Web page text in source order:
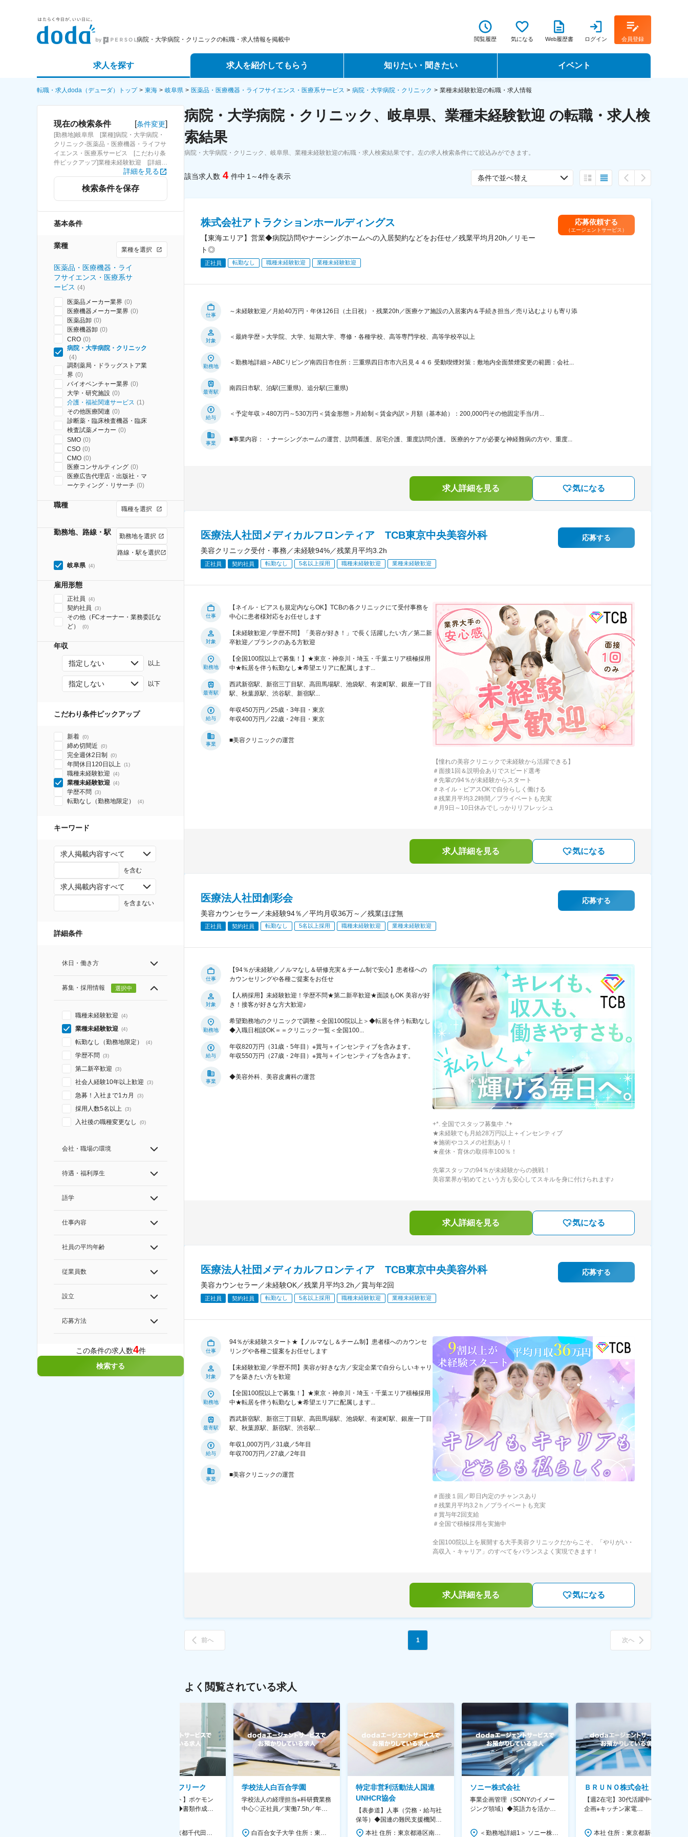
病院・大学病院・クリニックの転職・求人情報を掲載中 閲覧履歴 気になる Web履歴書 ログイン 会員登録
求人を探す
詳細条件から探す
求人特集から探す
求人を紹介してもらう
エージェントサービス
スカウトサービス
パートナーエージェントサービス
知りたい・聞きたい
転職ノウハウ
データで見る転職
イベント
転職イベント・転職セミナー
転職フェア
転職・求人doda（デューダ）トップ 東海 岐阜県 医薬品・医療機器・ライフサイエンス・医療系サービス 病院・大学病院・クリニック 業種未経験歓迎の転職・求人情報
現在の検索条件 [条件変更]
[勤務地]岐阜県 [業種]病院・大学病院・
クリニック-医薬品・医療機器・ライフサ
イエンス・医療系サービス [こだわり条
件ピックアップ]業種未経験歓迎 [詳細条
件](募集・採用情報)業種未経験歓迎
詳細を見る
検索条件を保存
基本条件
業種 業種を選択
医薬品・医療機器・ライ
フサイエンス・医療系サ
ービス (4)
医薬品メーカー業界 (0)
医療機器メーカー業界 (0)
医薬品卸 (0)
医療機器卸 (0)
CRO (0)
病院・大学病院・クリニック
(4)
調剤薬局・ドラッグストア業
界 (0)
バイオベンチャー業界 (0)
大学・研究施設 (0)
介護・福祉関連サービス (1)
その他医療関連 (0)
診断薬・臨床検査機器・臨床
検査試薬メーカー (0)
SMO (0)
CSO (0)
CMO (0)
医療コンサルティング (0)
医療広告代理店・出版社・マ
ーケティング・リサーチ (0)
職種 職種を選択
勤務地、路線・駅 勤務地を選択
路線・駅を選択
岐阜県 (4)
雇用形態
正社員 (4)
契約社員 (3)
その他（FCオーナー・業務委託な
ど）
(0)
年収
指定しない 以上
指定しない 以下
こだわり条件ピックアップ
新着 (0)
締め切間近 (0)
完全週休2日制 (0)
年間休日120日以上 (1)
職種未経験歓迎 (4)
業種未経験歓迎 (4)
学歴不問 (3)
転勤なし（勤務地限定） (4)
キーワード
求人掲載内容すべて
を含む
求人掲載内容すべて
を含まない
詳細条件
休日・働き方
募集・採用情報 選択中
職種未経験歓迎 (4)
業種未経験歓迎 (4)
転勤なし（勤務地限定） (4)
学歴不問 (3)
第二新卒歓迎 (3)
社会人経験10年以上歓迎 (3)
急募！入社まで1カ月 (3)
採用人数5名以上 (3)
入社後の職種変更なし (0)
会社・職場の環境
待遇・福利厚生
語学
仕事内容
社員の平均年齢
従業員数
設立
応募方法
この条件の求人数4件
検索する
病院・大学病院・クリニック、岐阜県、業種未経験歓迎 の転職・求人検
索結果
病院・大学病院・クリニック、岐阜県、業種未経験歓迎の転職・求人検索結果です。左の求人検索条件にて絞込みができます。
該当求人数 4 件中 1～4件を表示 条件で並べ替え
株式会社アトラクションホールディングス
【東海エリア】営業◆病院訪問やナーシングホームへの入居契約などをお任せ／残業平均月20h／リモー
ト◎
正社員 転勤なし 職種未経験歓迎 業種未経験歓迎
応募依頼する
（エージェントサービス）
仕事
～未経験歓迎／月給40万円・年休126日（土日祝）・残業20h／医療ケア施設の入居案内＆手続き担当／売り込むよりも寄り添
対象
＜最終学歴＞大学院、大学、短期大学、専修・各種学校、高等専門学校、高等学校卒以上
勤務地
＜勤務地詳細＞ABCリビング南四日市住所：三重県四日市市六呂見４４６ 受動喫煙対策：敷地内全面禁煙変更の範囲：会社...
最寄駅
南四日市駅、泊駅(三重県)、追分駅(三重県)
給与
＜予定年収＞480万円～530万円＜賃金形態＞月給制＜賃金内訳＞月額（基本給）：200,000円その他固定手当/月...
事業
■事業内容： ・ナーシングホームの運営、訪問看護、居宅介護、重度訪問介護。 医療的ケアが必要な神経難病の方や、重度...
求人詳細を見る 気になる
医療法人社団メディカルフロンティア TCB東京中央美容外科
美容クリニック受付・事務／未経験94%／残業月平均3.2h
正社員 契約社員 転勤なし 5名以上採用 職種未経験歓迎 業種未経験歓迎
応募する
仕事
【ネイル・ピアスも規定内ならOK】TCBの各クリニックにて受付事務を
中心に患者様対応をお任せします
対象
【未経験歓迎／学歴不問】「美容が好き！」で長く活躍したい方／第二新
卒歓迎／ブランクのある方歓迎
勤務地
【全国100院以上で募集！】★東京・神奈川・埼玉・千葉エリア積極採用
中★転居を伴う転勤なし★希望エリアに配属します...
最寄駅
西武新宿駅、新宿三丁目駅、高田馬場駅、池袋駅、有楽町駅、銀座一丁目
駅、秋葉原駅、渋谷駅、新宿駅...
給与
年収450万円／25歳・3年目・東京
年収400万円／22歳・2年目・東京
事業
■美容クリニックの運営
【憧れの美容クリニックで未経験から活躍できる】
＃面接1回＆説明会ありでスピード選考
＃先輩の94％が未経験からスタート
＃ネイル・ピアスOKで自分らしく働ける
＃残業月平均3.2時間／プライベートも充実
＃月9日～10日休みでしっかりリフレッシュ
求人詳細を見る 気になる
医療法人社団創彩会
美容カウンセラー／未経験94％／平均月収36万～／残業ほぼ無
正社員 契約社員 転勤なし 5名以上採用 職種未経験歓迎 業種未経験歓迎
応募する
仕事
【94％が未経験／ノルマなし＆研修充実＆チーム制で安心】患者様への
カウンセリングや各種ご提案をお任せ
対象
【人柄採用】未経験歓迎！学歴不問★第二新卒歓迎★面談もOK 美容が好
き！接客が好きな方大歓迎♪
勤務地
希望勤務地のクリニックで調整＜全国100院以上＞◆転居を伴う転勤なし
◆入職日相談OK＝＝クリニック一覧＜全国100...
給与
年収820万円（31歳・5年目）※賞与＋インセンティブを含みます。
年収550万円（27歳・2年目）※賞与＋インセンティブを含みます。
事業
◆美容外科、美容皮膚科の運営
+*. 全国でスタッフ募集中 .*+
★未経験でも月給28万円以上＋インセンティブ
★施術やコスメの社割あり！
★産休・育休の取得率100％！
先輩スタッフの94％が未経験からの挑戦！
美容業界が初めてという方も安心してスキルを身に付けられます♪
求人詳細を見る 気になる
医療法人社団メディカルフロンティア TCB東京中央美容外科
美容カウンセラー／未経験OK／残業月平均3.2h／賞与年2回
正社員 契約社員 転勤なし 5名以上採用 職種未経験歓迎 業種未経験歓迎
応募する
仕事
94％が未経験スタート★【ノルマなし＆チーム制】患者様へのカウンセ
リングや各種ご提案をお任せします
対象
【未経験歓迎／学歴不問】美容が好きな方／安定企業で自分らしいキャリ
アを築きたい方を歓迎
勤務地
【全国100院以上で募集！】★東京・神奈川・埼玉・千葉エリア積極採用
中★転居を伴う転勤なし★希望エリアに配属します...
最寄駅
西武新宿駅、新宿三丁目駅、高田馬場駅、池袋駅、有楽町駅、銀座一丁目
駅、秋葉原駅、新宿駅、渋谷駅...
給与
年収1,000万円／31歳／5年目
年収700万円／27歳／2年目
事業
■美容クリニックの運営
＃面接１回／即日内定のチャンスあり
＃残業月平均3.2ｈ／プライベートも充実
＃賞与年2回支給
＃全国で積極採用を実施中
全国100院以上を展開する大手美容クリニックだからこそ、「やりがい・
高収入・キャリア」のすべてをバランスよく実現できます！
求人詳細を見る 気になる
前へ 1 次へ
よく閲覧されている求人
株式会社ゲームフリーク
【庶務アシスタント】ポケモン
シリーズ開発企業◆書類作成・
本社 住所：東京都千代田区神田錦町2-2-1 KANDASQUARE 受動喫煙対策：屋内全面禁煙 変更の範囲：会社の定める事業所
学校法人白百合学園
学校法人の経理担当※科研費業務
中心◇正社員／実働7.5h／年休
大学
白百合女子大学 住所：東京都調布市緑ヶ丘1-25 勤務地最寄駅：京王線／仙川駅 受動喫煙対策：屋内全面禁煙 変更の範囲：会社の定める事業所
特定非営利活動法人国連
UNHCR協会
【表参道】人事（労務・給与社
保等）◆国連の難民支援機関の
活動を支える日本公式支援窓口
本社 住所：東京都港区南青山6-10-11 ウェスレーセンター3F 勤務地最寄駅：地下鉄各線／表参道駅 受動喫煙対策：屋内全面禁煙 変更の範囲：会社の定める事業所（リモートワーク含む）
ソニー株式会社
事業企画管理（SONYのイメー
ジング領域）◆英語力を活か
＜勤務地詳細1＞ ソニー株式会社 住所：神奈川県横浜市西区みなとみらい5-1-1 受動喫煙対策：屋内全面禁煙 ＜勤務地詳細2＞ ソニーシティ大崎 住所：東京都品川区大崎2-10-1 勤務地最寄駅：JR線／大崎駅 受動喫煙対策：屋内全面禁煙 変更の範囲：会社の定める事業所（リモートワーク含む）
ＢＲＵＮＯ株式会社
【週2在宅】30代活躍中◆商品
企画※キッチン家電
画～調達／働き方◎